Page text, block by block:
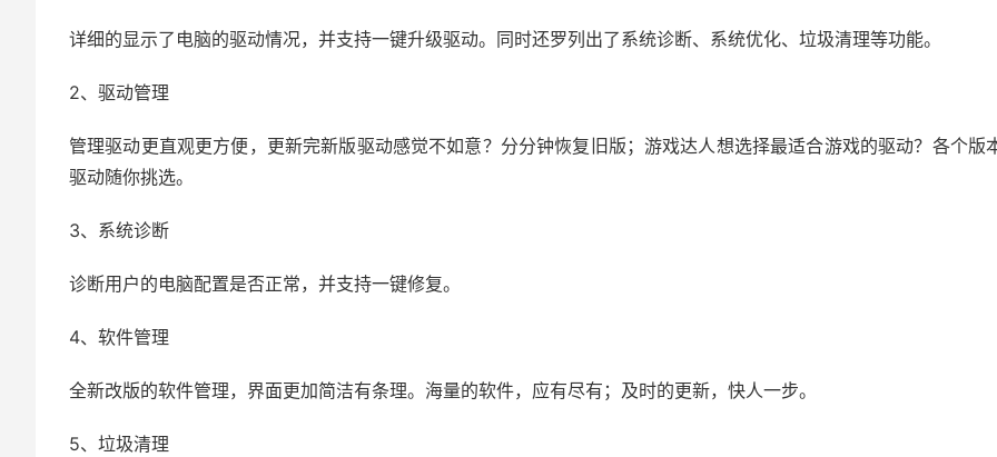
详细的显示了电脑的驱动情况，并支持一键升级驱动。同时还罗列出了系统诊断、系统优化、垃圾清理等功能。
2、驱动管理
管理驱动更直观更方便，更新完新版驱动感觉不如意？分分钟恢复旧版；游戏达人想选择最适合游戏的驱动？各个版
驱动随你挑选。
3、系统诊断
诊断用户的电脑配置是否正常，并支持一键修复。
4、软件管理
全新改版的软件管理，界面更加简洁有条理。海量的软件，应有尽有；及时的更新，快人一步。
5、垃圾清理